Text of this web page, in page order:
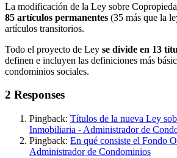
La modificación de la Ley sobre
85 artículos permanentes (35 más que la
artículos transitorios.
Todo el proyecto de Ley se divide en 13
definen e incluyen las definiciones más
condominios sociales.
2 Responses
Pingback: Títulos de la nueva Ley
Inmobiliaria - Administrador de
Pingback: En qué consiste el Fondo
Administrador de Condominios